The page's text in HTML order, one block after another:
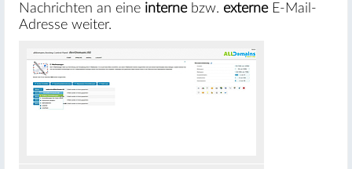
Nachrichten an eine internebzw. externeE-Mail-
Adresse weiter.